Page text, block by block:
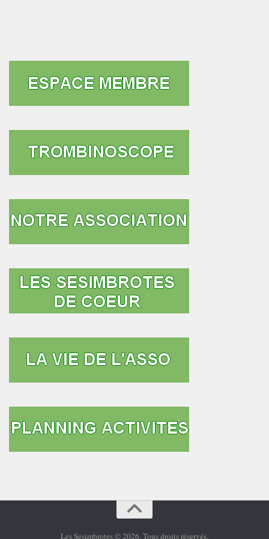
Les Sesimbrotes © 2026. Tous droits réservés.